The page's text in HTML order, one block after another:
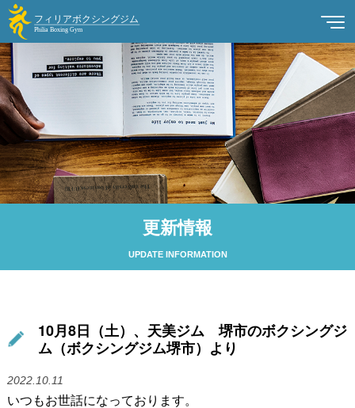
更新情報
UPDATE INFORMATION
10月8日（土）、天美ジム 堺市のボクシングジ
ム（ボクシングジム堺市）より
2022.10.11
いつもお世話になっております。